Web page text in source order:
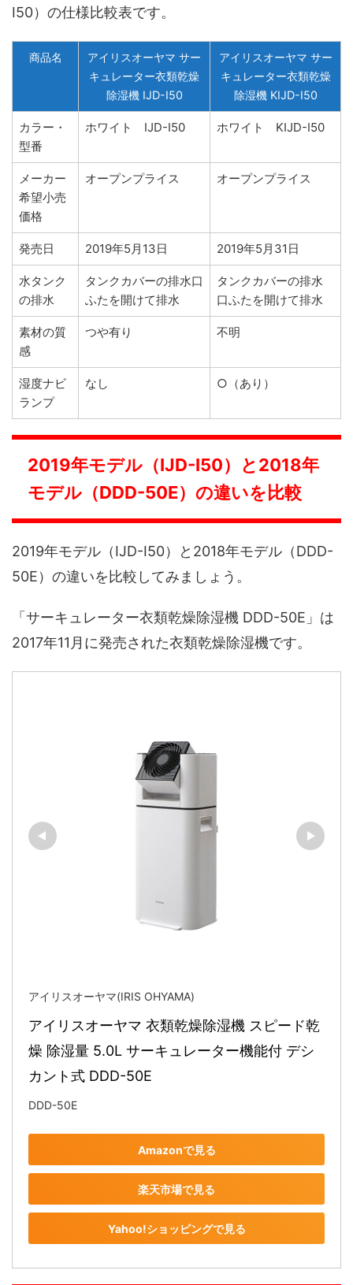
I50）の仕様比較表です。
商品名
アイリスオーヤマ サー
キュレーター衣類乾燥
除湿機 IJD-I50
アイリスオーヤマ サー
キュレーター衣類乾燥
除湿機 KIJD-I50
カラー・
型番
ホワイト IJD-I50 ホワイト KIJD-I50
メーカー
希望小売
価格
オープンプライス オープンプライス
発売日 2019年5月13日 2019年5月31日
水タンク
の排水
タンクカバーの排水口
ふたを開けて排水
タンクカバーの排水
口ふたを開けて排水
素材の質
感
つや有り 不明
湿度ナビ
ランプ
なし ○（あり）
2019年モデル（IJD-I50）と2018年
モデル（DDD-50E）の違いを比較
2019年モデル（IJD-I50）と2018年モデル（DDD-
50E）の違いを比較してみましょう。
「サーキュレーター衣類乾燥除湿機 DDD-50E」は
2017年11月に発売された衣類乾燥除湿機です。
アイリスオーヤマ(IRIS OHYAMA)
アイリスオーヤマ 衣類乾燥除湿機 スピード乾
燥 除湿量 5.0L サーキュレーター機能付 デシ
カント式 DDD-50E
DDD-50E
Amazonで見る
楽天市場で見る
Yahoo!ショッピングで見る